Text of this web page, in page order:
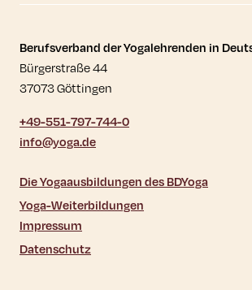
Kontaktdaten und
Berufsverband der Yogalehrenden in
Bürgerstraße 44
37073 Göttingen
+49-551-797-744-0
info@yoga.de
Die Yogaausbildungen des BDYoga
Yoga-Weiterbildungen
Impressum
Datenschutz